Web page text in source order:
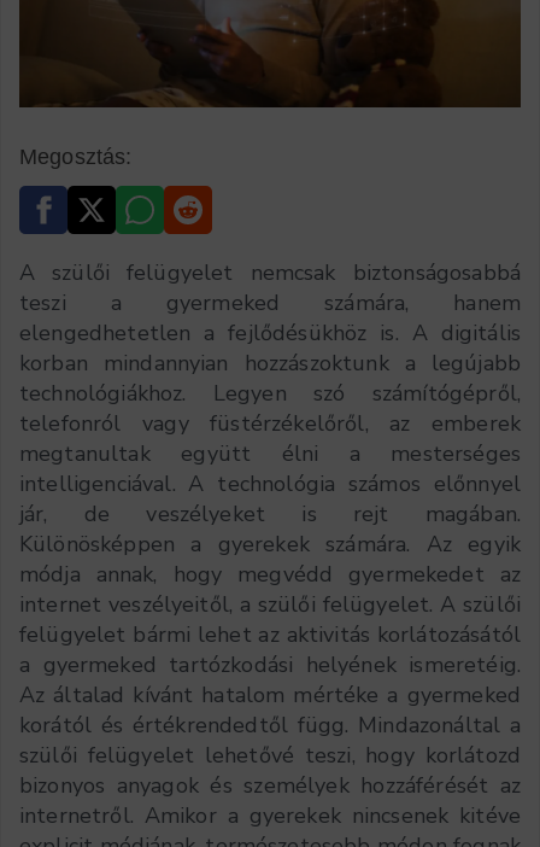
Megosztás:
A szülői felügyelet nemcsak biztonságosabbá
teszi a gyermeked számára, hanem
elengedhetetlen a fejlődésükhöz is. A digitális
korban mindannyian hozzászoktunk a legújabb
technológiákhoz. Legyen szó számítógépről,
telefonról vagy füstérzékelőről, az emberek
megtanultak együtt élni a mesterséges
intelligenciával. A technológia számos előnnyel
jár, de veszélyeket is rejt magában.
Különösképpen a gyerekek számára. Az egyik
módja annak, hogy megvédd gyermekedet az
internet veszélyeitől, a szülői felügyelet. A szülői
felügyelet bármi lehet az aktivitás korlátozásától
a gyermeked tartózkodási helyének ismeretéig.
Az általad kívánt hatalom mértéke a gyermeked
korától és értékrendedtől függ. Mindazonáltal a
szülői felügyelet lehetővé teszi, hogy korlátozd
bizonyos anyagok és személyek hozzáférését az
internetről. Amikor a gyerekek nincsenek kitéve